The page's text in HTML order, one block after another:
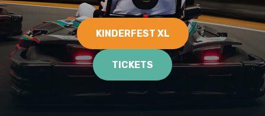
KINDERFEST XL
TICKETS